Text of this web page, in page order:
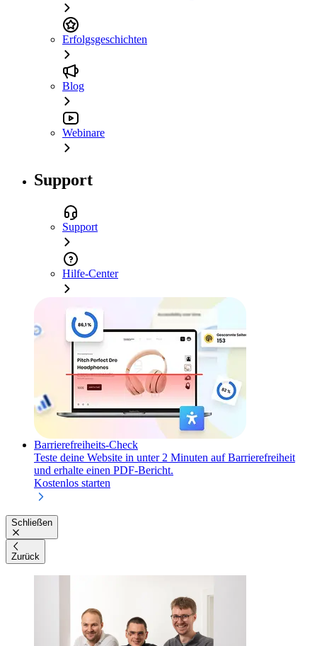
Erfolgsgeschichten
Blog
Webinare
Support
Support
Hilfe-Center
Barrierefreiheits-Check
Teste deine Website in unter 2 Minuten auf Barrierefreiheit
und erhalte einen PDF-Bericht.
Kostenlos starten
Schließen
Zurück